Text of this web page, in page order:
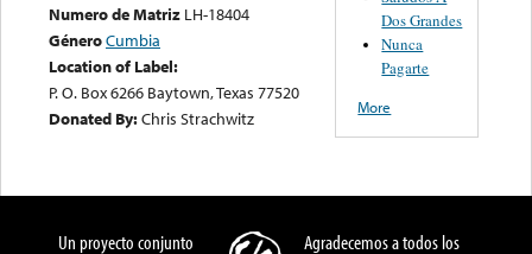
Numero de Matriz LH-18404
GéneroCumbia
Location of Label:
P. O. Box 6266 Baytown, Texas 77520
Donated By:Chris Strachwitz
Dos Grandes
Nunca
Pagarte
More
Un proyecto conjunto
Agradecemos a todos los